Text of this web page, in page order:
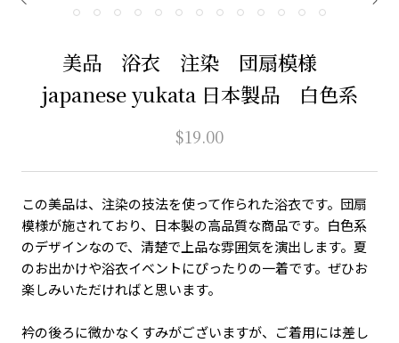
美品 浴衣 注染 団扇模様
japanese yukata 日本製品 白色系
$19.00
この美品は、注染の技法を使って作られた浴衣です。団扇
模様が施されており、日本製の高品質な商品です。白色系
のデザインなので、清楚で上品な雰囲気を演出します。夏
のお出かけや浴衣イベントにぴったりの一着です。ぜひお
楽しみいただければと思います。
衿の後ろに微かなくすみがございますが、ご着用には差し